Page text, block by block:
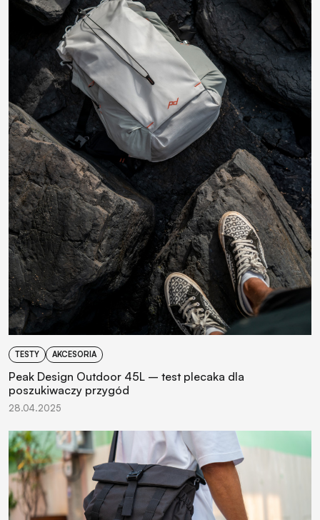
TESTY AKCESORIA
Peak Design Outdoor 45L – test plecaka dla
poszukiwaczy przygód
28.04.2025